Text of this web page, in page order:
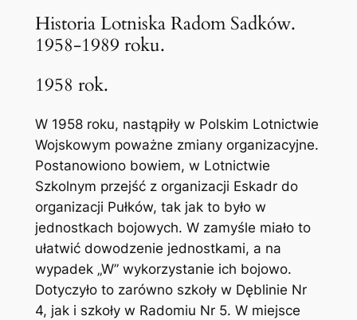
Historia Lotniska Radom Sadków.
1958-1989 roku.
1958 rok.
W 1958 roku, nastąpiły w Polskim Lotnictwie
Wojskowym poważne zmiany organizacyjne.
Postanowiono bowiem, w Lotnictwie
Szkolnym przejść z organizacji Eskadr do
organizacji Pułków, tak jak to było w
jednostkach bojowych. W zamyśle miało to
ułatwić dowodzenie jednostkami, a na
wypadek „W” wykorzystanie ich bojowo.
Dotyczyło to zarówno szkoły w Dęblinie Nr
4, jak i szkoły w Radomiu Nr 5. W miejsce